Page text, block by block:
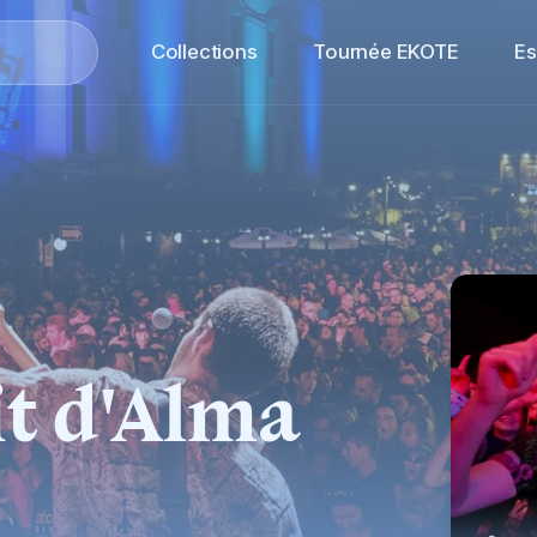
Collections Tournée EKOTE
d'Alma